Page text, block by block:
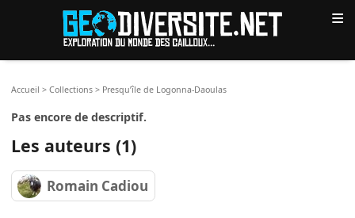
≡
Accueil >Collections > Presqu’île de Logonna-Daoulas
Pas encore de descriptif.
Les auteurs (1)
Romain Cadiou